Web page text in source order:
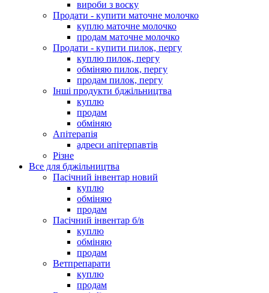
вироби з воску
Продати - купити маточне молочко
куплю маточне молочко
продам маточне молочко
Продати - купити пилок, пергу
куплю пилок, пергу
обміняю пилок, пергу
продам пилок, пергу
Інші продукти бджільництва
куплю
продам
обміняю
Апітерапія
адреси апітерпавтів
Різне
Все для бджільництва
Пасічний інвентар новий
куплю
обміняю
продам
Пасічний інвентар б/в
куплю
обміняю
продам
Ветпрепарати
куплю
продам